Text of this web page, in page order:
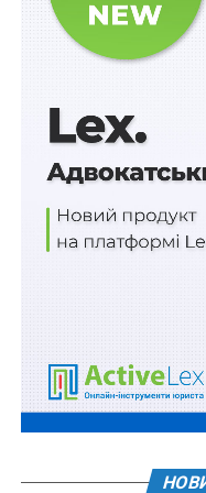
початку
більше $250 000
сталося через те, що
для обліку
локалізацію, або
вторгнення українці